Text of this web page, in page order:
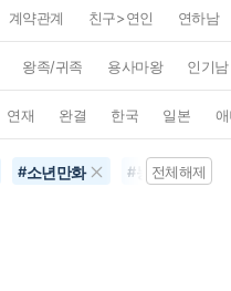
계약관계 친구>연인 연하남
왕족/귀족 용사마왕 인기남
연재 완결 한국 일본
#소년만화 #능글남
전체해제